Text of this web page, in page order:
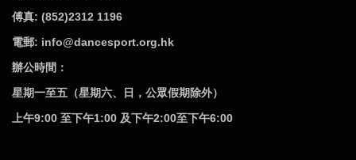
傅真: (852)2312 1196
電郵: info@dancesport.org.hk
辦公時間：
星期一至五（星期六、日，公眾假期除外）
上午9:00 至下午1:00 及下午2:00至下午6:00